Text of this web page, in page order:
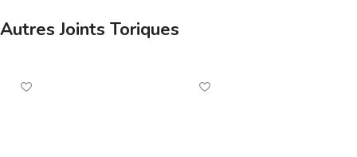
Autres Joints Toriques